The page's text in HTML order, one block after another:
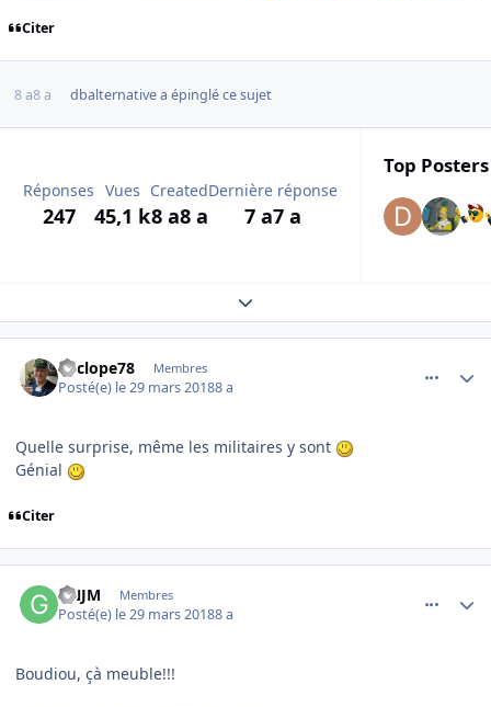
Citer
8 a8 a dbalternativea épinglé ce sujet
Réponses
247
Vues
45,1 k
Created
8 a8 a
Dernière réponse
7 a7 a
Top
Expand topic overview
Cyclope78 Membres
Posté(e) le 29 mars 20188 a
Quelle surprise, même les militaires y sont
Génial
Citer
GNJM Membres
Posté(e) le 29 mars 20188 a
Boudiou, çà meuble!!!